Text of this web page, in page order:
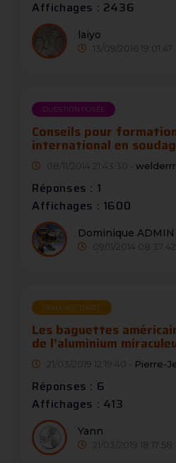
Affichages : 2436
laiyo
13/09/2016 19:01:47
QUESTION POSÉE
Conseils pour
international en
08/11/2014 21:43:30 - welderrr
Réponses : 1
Affichages : 1600
Dominique ADMIN
09/11/2014 08:37:42
DEMANDE D’AIDE
Les baguettes
de l’aluminium
21/03/2019 12:19:40 - Pierre-
Réponses : 6
Affichages : 413
Yann
21/03/2019 18:17:58